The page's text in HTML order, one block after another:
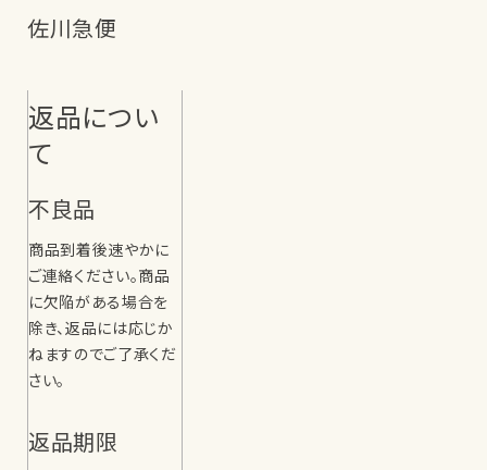
佐川急便
返品につい
て
不良品
商品到着後速やかに
ご連絡ください。商品
に欠陥がある場合を
除き、返品には応じか
ねますのでご了承くだ
さい。
返品期限